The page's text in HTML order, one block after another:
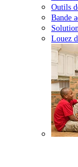
Outils
Bande
Louez